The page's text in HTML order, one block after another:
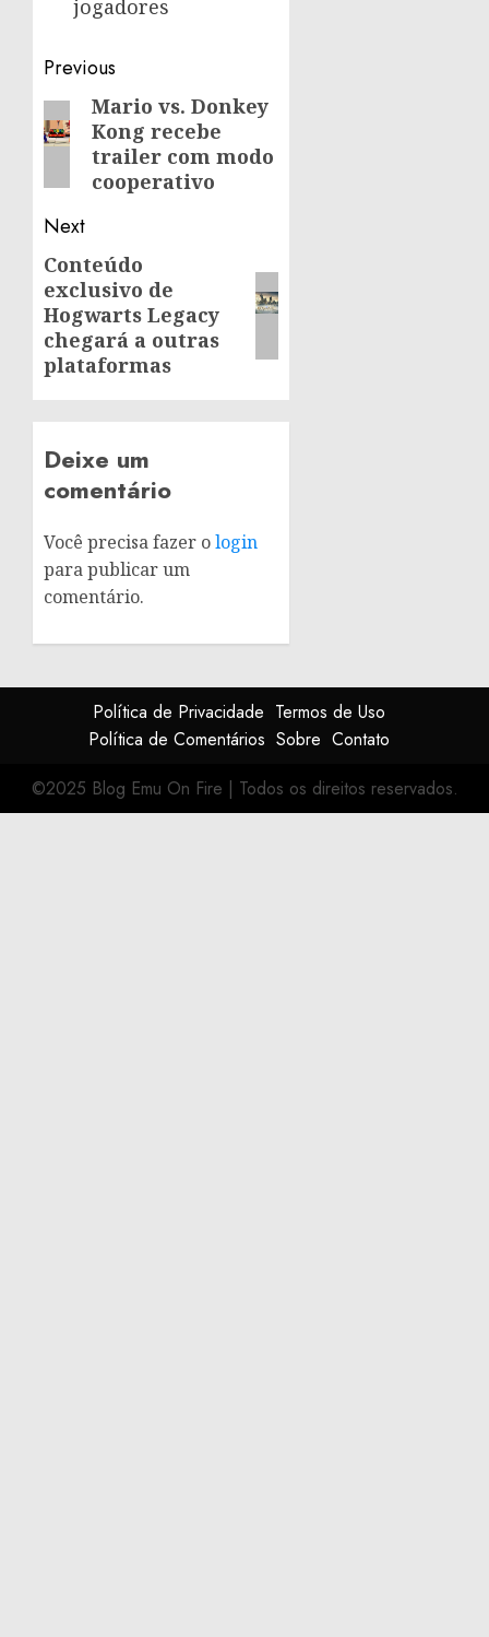
jogadores
Post
navigation
Previous
Previous
post:
Mario vs. Donkey
Kong recebe
trailer com modo
cooperativo
Next
Next
post:
Conteúdo
exclusivo de
Hogwarts Legacy
chegará a outras
plataformas
Deixe um
comentário
Você precisa fazer ologin
para publicar um
comentário.
Política de Privacidade Termos de Uso
Política de Comentários Sobre Contato
©2025 Blog Emu On Fire | Todos os direitos reservados.